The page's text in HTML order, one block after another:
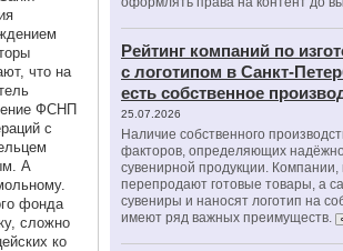
что на
ФСНП
с
А
фонда
сложно
ко
Рейтинг компаний по
с логотипом в Санкт-
есть собственное
25.07.2026
Наличие собственного
факторов, определяющих
сувенирной продукции. Компании,
перепродают готовые товары, а
сувениры и наносят логотип на
имеют ряд важных преимуществ.